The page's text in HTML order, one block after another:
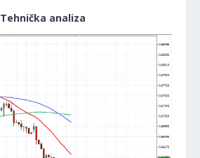
Tehnička analiza